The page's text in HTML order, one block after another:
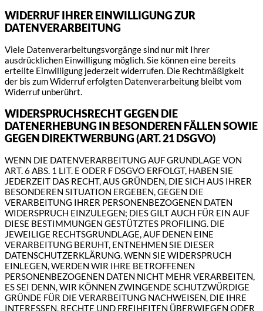
WIDERRUF IHRER EINWILLIGUNG ZUR
DATENVERARBEITUNG
Viele Datenverarbeitungsvorgänge sind nur mit Ihrer
ausdrücklichen Einwilligung möglich. Sie können eine bereits
erteilte Einwilligung jederzeit widerrufen. Die Rechtmäßigkeit
der bis zum Widerruf erfolgten Datenverarbeitung bleibt vom
Widerruf unberührt.
WIDERSPRUCHSRECHT GEGEN DIE
DATENERHEBUNG IN BESONDEREN FÄLLEN SOWIE
GEGEN DIREKTWERBUNG (ART. 21 DSGVO)
WENN DIE DATENVERARBEITUNG AUF GRUNDLAGE VON
ART. 6 ABS. 1 LIT. E ODER F DSGVO ERFOLGT, HABEN SIE
JEDERZEIT DAS RECHT, AUS GRÜNDEN, DIE SICH AUS IHRER
BESONDEREN SITUATION ERGEBEN, GEGEN DIE
VERARBEITUNG IHRER PERSONENBEZOGENEN DATEN
WIDERSPRUCH EINZULEGEN; DIES GILT AUCH FÜR EIN AUF
DIESE BESTIMMUNGEN GESTÜTZTES PROFILING. DIE
JEWEILIGE RECHTSGRUNDLAGE, AUF DENEN EINE
VERARBEITUNG BERUHT, ENTNEHMEN SIE DIESER
DATENSCHUTZERKLÄRUNG. WENN SIE WIDERSPRUCH
EINLEGEN, WERDEN WIR IHRE BETROFFENEN
PERSONENBEZOGENEN DATEN NICHT MEHR VERARBEITEN,
ES SEI DENN, WIR KÖNNEN ZWINGENDE SCHUTZWÜRDIGE
GRÜNDE FÜR DIE VERARBEITUNG NACHWEISEN, DIE IHRE
INTERESSEN, RECHTE UND FREIHEITEN ÜBERWIEGEN ODER